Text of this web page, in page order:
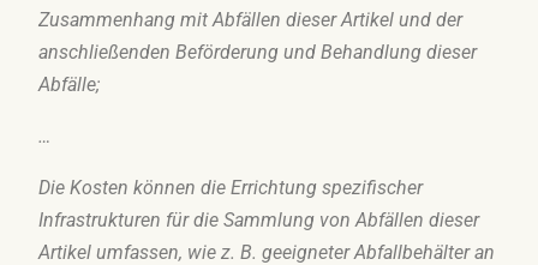
Zusammenhang mit Abfällen dieser Artikel und der
anschließenden Beförderung und Behandlung dieser
Abfälle;
…
Die Kosten können die Errichtung spezifischer
Infrastrukturen für die Sammlung von Abfällen dieser
Artikel umfassen, wie z. B. geeigneter Abfallbehälter an